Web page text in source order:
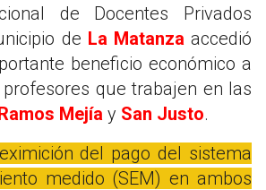
de Docentes Privados
de La Matanza accedió
beneficio económico a
que trabajen en las
Mejía y San Justo.
del pago del sistema
medido (SEM) en ambos